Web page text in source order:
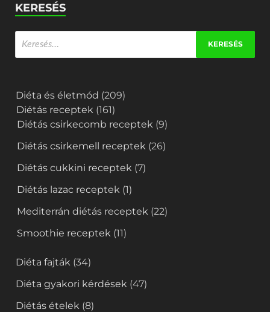
KERESÉS
Diéta és életmód (209)
Diétás receptek (161)
Diétás csirkecomb receptek (9)
Diétás csirkemell receptek (26)
Diétás cukkini receptek (7)
Diétás lazac receptek (1)
Mediterrán diétás receptek (22)
Smoothie receptek (11)
Diéta fajták (34)
Diéta gyakori kérdések (47)
Diétás ételek (8)